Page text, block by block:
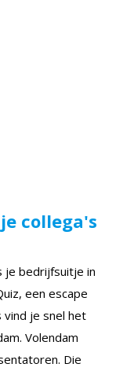
collega's
je bedrijfsuitje in
een escape
vind je snel het
Volendam
Die